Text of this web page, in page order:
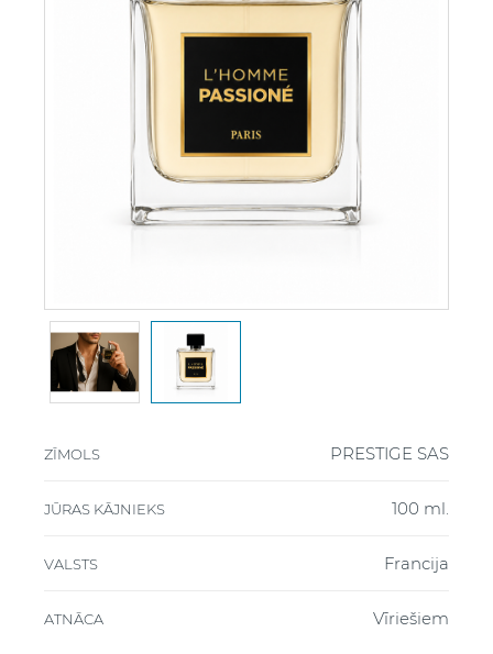
ZĪMOLS PRESTIGE SAS
JŪRAS KĀJNIEKS 100 ml.
VALSTS Francija
ATNĀCA Vīriešiem